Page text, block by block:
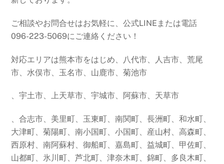
ご相談やお問合せはお気軽に、公式LINEまたは電話
096-223-5069にご連絡ください！
対応エリアは熊本市をはじめ、八代市、人吉市、荒尾
市、水俣市、玉名市、山鹿市、菊池市
、宇土市、上天草市、宇城市、阿蘇市、天草市
、合志市、美里町、玉東町、南関町、長洲町、和水町、
大津町、菊陽町、南小国町、小国町、産山村、高森町、
西原村、南阿蘇村、御船町、嘉島町、益城町、甲佐町、
山都町、氷川町、芦北町、津奈木町、錦町、多良木町、